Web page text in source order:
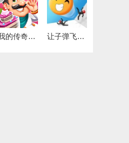
我的传奇餐厅 让子弹飞一下